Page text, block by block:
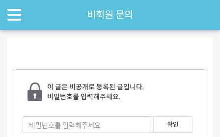
비회원 문의
이 글은 비공개로 등록된 글입니다.
비밀번호를 입력해주세요.
확인